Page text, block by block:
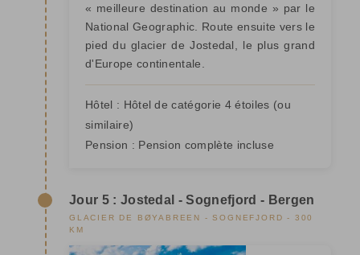
« meilleure destination au monde » par le
National Geographic. Route ensuite vers le
pied du glacier de Jostedal, le plus grand
d'Europe continentale.
Hôtel : Hôtel de catégorie 4 étoiles (ou
similaire)
Pension : Pension complète incluse
Jour 5 : Jostedal - Sognefjord - Bergen
GLACIER DE BØYABREEN - SOGNEFJORD - 300
KM